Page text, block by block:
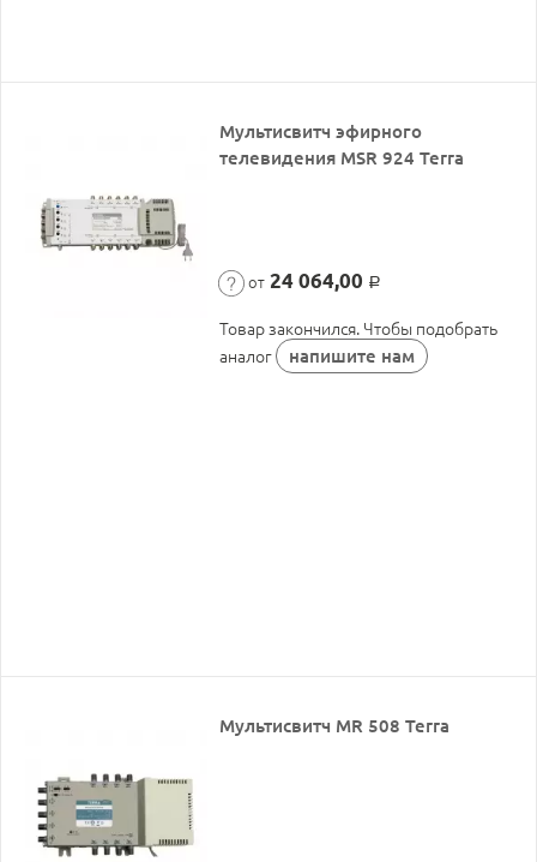
Мультисвитч эфирного
телевидения MSR 924 Terra
от 24 064,00 Р
Товар закончился. Чтобы подобрать
аналог
напишите нам
Мультисвитч MR 508 Terra